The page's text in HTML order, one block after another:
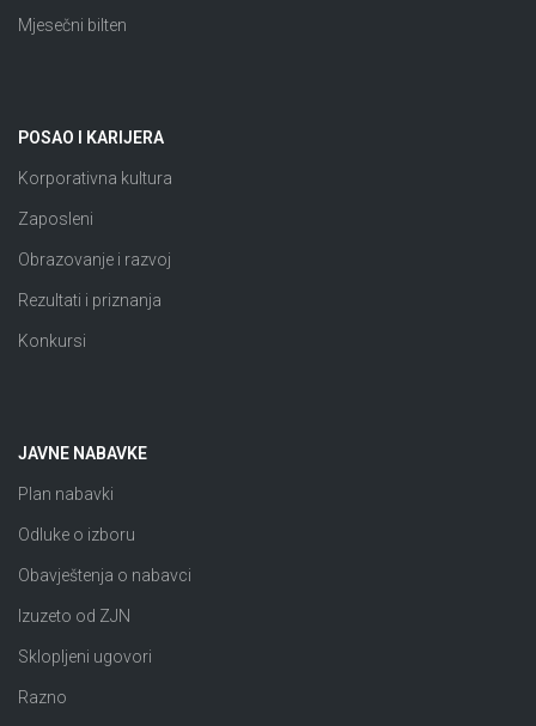
Mjesečni bilten
POSAO I KARIJERA
Korporativna kultura
Zaposleni
Obrazovanje i razvoj
Rezultati i priznanja
Konkursi
JAVNE NABAVKE
Plan nabavki
Odluke o izboru
Obavještenja o nabavci
Izuzeto od ZJN
Sklopljeni ugovori
Razno